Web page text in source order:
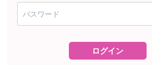
ログイン